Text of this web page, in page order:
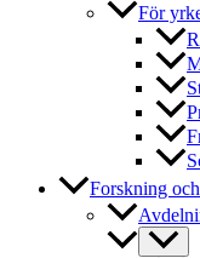
För
Forskning